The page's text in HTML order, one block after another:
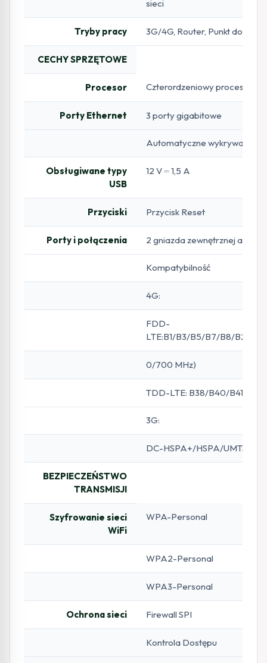
sieci
Tryby pracy 3G/4G, Router, Punkt
CECHY SPRZĘTOWE
Procesor Czterordzeniowy procesor z
Porty Ethernet 3 porty gigabitowe
Automatyczne wykrywanie
Obsługiwane typy
USB
12 V ⎓ 1,5 A
Przyciski Przycisk Reset
Porty i połączenia 2 gniazda zewnętrznej anteny
Kompatybilność
4G:
FDD-
LTE:B1/B3/B5/B7/B8/B20/
0/700 MHz)
TDD-LTE: B38/B40/
3G:
DC-HSPA+/HSPA/UMTS
BEZPIECZEŃSTWO
TRANSMISJI
Szyfrowanie sieci
WiFi
WPA-Personal
WPA2-Personal
WPA3-Personal
Ochrona sieci Firewall SPI
Kontrola Dostępu